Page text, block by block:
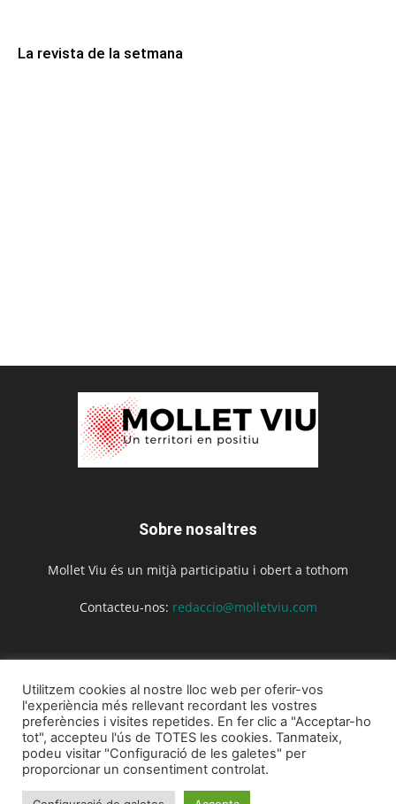
La revista de la setmana
Sobre nosaltres
Mollet Viu és un mitjà participatiu i obert a tothom
Contacteu-nos: redaccio@molletviu.com
Inici Actualitat Agenda Opinió
Utilitzem cookies al nostre lloc web per oferir-vos
l'experiència més rellevant recordant les vostres
preferències i visites repetides. En fer clic a "Acceptar-ho
tot", accepteu l'ús de TOTES les cookies. Tanmateix,
podeu visitar "Configuració de les galetes" per
proporcionar un consentiment controlat.